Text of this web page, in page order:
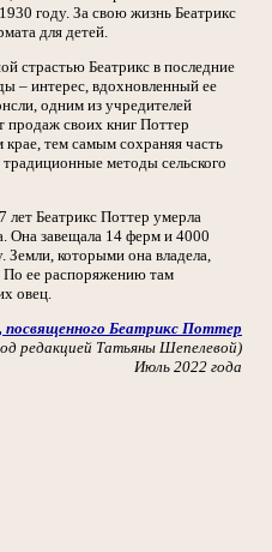
году. За свою жизнь Беатрикс
для детей.
страстью Беатрикс в последние
– интерес, вдохновленный ее
одним из учредителей
своих книг Поттер
тем самым сохраняя часть
методы сельского
лет Беатрикс Поттер умерла
Она завещала 14 ферм и 4000
Земли, которыми она владела,
По ее распоряжению там
овец.
посвященного Беатрикс Поттер
редакцией Татьяны Шепелевой)
Июль 2022 года